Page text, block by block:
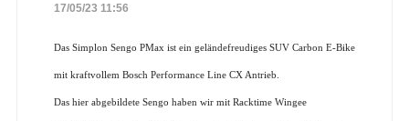
17/05/23 11:56
Das Simplon Sengo PMax ist ein geländefreudiges SUV Carbon E-Bike
mit kraftvollem Bosch Performance Line CX Antrieb.
Das hier abgebildete Sengo haben wir mit Racktime Wingee